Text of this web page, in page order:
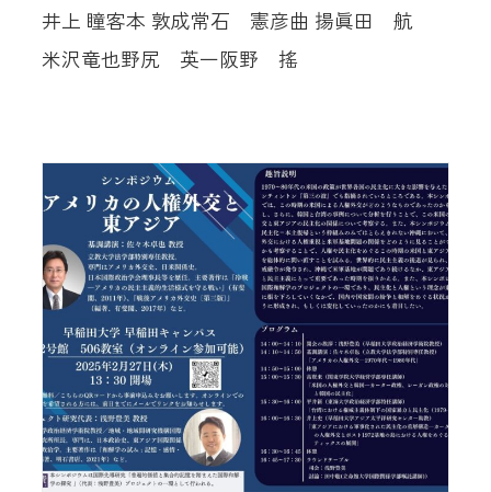
井上 瞳客本 敦成常石 憲彦曲 揚眞田 航
米沢竜也野尻 英一阪野 搖